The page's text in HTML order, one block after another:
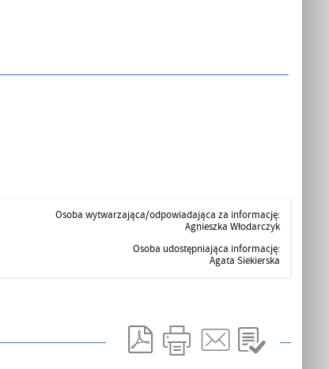
Osoba wytwarzająca/odpowiadająca za informację:
Agnieszka Włodarczyk
Osoba udostępniająca informację:
Agata Siekierska